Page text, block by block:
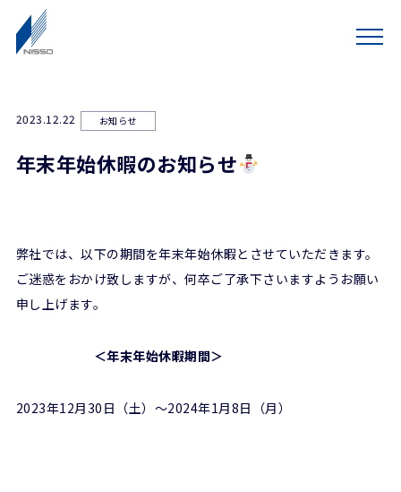
2023.12.22 お知らせ
年末年始休暇のお知らせ
弊社では、以下の期間を年末年始休暇とさせていただきます。
ご迷惑をおかけ致しますが、何卒ご了承下さいますようお願い
申し上げます。
＜年末年始休暇期間＞
2023年12月30日（土）～2024年1月8日（月）